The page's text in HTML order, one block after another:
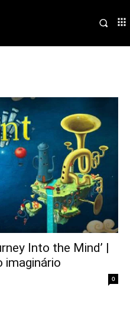
Into the Mind’ |
imaginário
0